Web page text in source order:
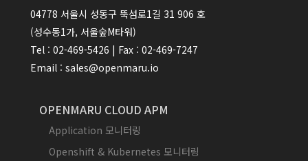
04778 서울시 성동구 뚝섬로1길 31 906 호
(성수동1가, 서울숲M타워)
Tel : 02-469-5426 | Fax : 02-469-7247
Email : sales@openmaru.io
OPENMARU CLOUD APM
Application 모니터링
Openshift & Kubernetes 모니터링